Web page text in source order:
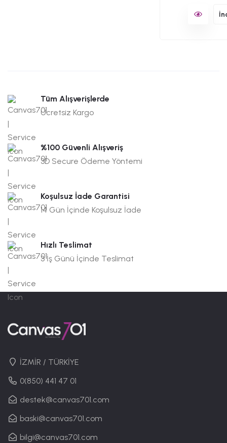
Tüm Alışverişlerde
Ücretsiz Kargo
%100 Güvenli Alışveriş
3D Secure Ödeme Yöntemi
Koşulsuz İade Garantisi
14 Gün İçinde Koşulsuz İade
Hızlı Teslimat
3 İş Günü İçinde Teslimat
İZMİR / TÜRKİYE
0(850) 441 47 01
destek@canvas701.com
baski@canvas701.com
bilgi@canvas701.com